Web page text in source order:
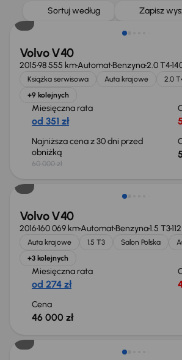
Sortuj według Zapisz
Taniej o 1 000 zł
Volvo V40
201598 555 kmAutomatBenzyna2.0 T4
Książka serwisowa Auta krajowe 2.0
+9 kolejnych
Miesięczna rata
od 351 zł
Najniższa cena z 30 dni przed
obniżką
60 000 zł
Volvo V40
2016160 069 kmAutomatBenzyna1.5 T3
Auta krajowe 1.5 T3 Salon Polska
+3 kolejnych
Miesięczna rata
od 274 zł
Cena
46 000 zł